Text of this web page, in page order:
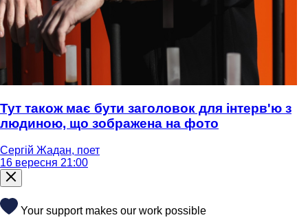
Тут також має бути заголовок для інтерв'ю з
людиною, що зображена на фото
Сергій Жадан, поет
16 вересня 21:00
Your support makes our work possible